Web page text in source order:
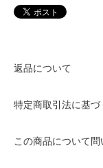
返品について
特定商取引法に基
この商品について問